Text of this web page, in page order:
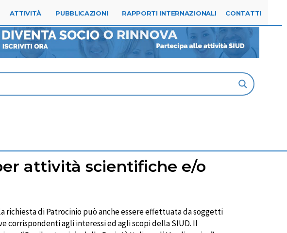
Tel. 0523.315144 segreteria@siud.it
ATTIVITÀ PUBBLICAZIONI RAPPORTI INTERNAZIONALI CONTATTI
attività scientifiche e/o
richiesta di Patrocinio può anche essere effettuata da soggetti
corrispondenti agli interessi ed agli scopi della SIUD. Il